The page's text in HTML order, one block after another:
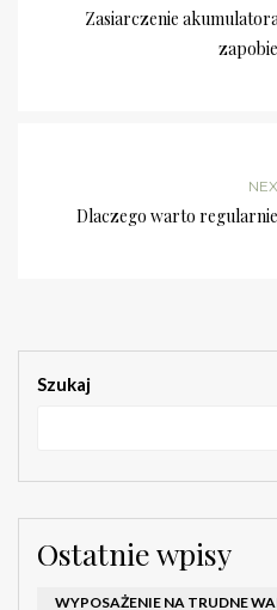
Zasiarczenie
Dlaczego warto
Szukaj
Ostatnie wpisy